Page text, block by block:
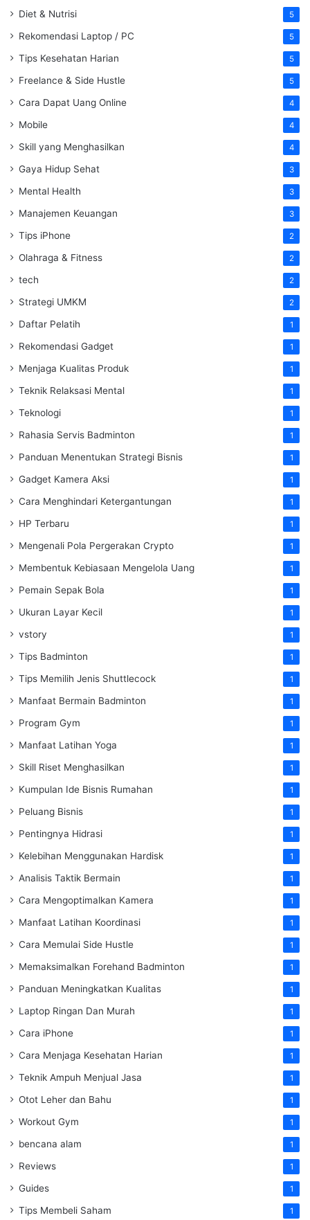
Diet & Nutrisi 5
Rekomendasi Laptop / PC 5
Tips Kesehatan Harian 5
Freelance & Side Hustle 5
Cara Dapat Uang Online 4
Mobile 4
Skill yang Menghasilkan 4
Gaya Hidup Sehat 3
Mental Health 3
Manajemen Keuangan 3
Tips iPhone 2
Olahraga & Fitness 2
tech 2
Strategi UMKM 2
Daftar Pelatih 1
Rekomendasi Gadget 1
Menjaga Kualitas Produk 1
Teknik Relaksasi Mental 1
Teknologi 1
Rahasia Servis Badminton 1
Panduan Menentukan Strategi Bisnis 1
Gadget Kamera Aksi 1
Cara Menghindari Ketergantungan 1
HP Terbaru 1
Mengenali Pola Pergerakan Crypto 1
Membentuk Kebiasaan Mengelola Uang 1
Pemain Sepak Bola 1
Ukuran Layar Kecil 1
vstory 1
Tips Badminton 1
Tips Memilih Jenis Shuttlecock 1
Manfaat Bermain Badminton 1
Program Gym 1
Manfaat Latihan Yoga 1
Skill Riset Menghasilkan 1
Kumpulan Ide Bisnis Rumahan 1
Peluang Bisnis 1
Pentingnya Hidrasi 1
Kelebihan Menggunakan Hardisk 1
Analisis Taktik Bermain 1
Cara Mengoptimalkan Kamera 1
Manfaat Latihan Koordinasi 1
Cara Memulai Side Hustle 1
Memaksimalkan Forehand Badminton 1
Panduan Meningkatkan Kualitas 1
Laptop Ringan Dan Murah 1
Cara iPhone 1
Cara Menjaga Kesehatan Harian 1
Teknik Ampuh Menjual Jasa 1
Otot Leher dan Bahu 1
Workout Gym 1
bencana alam 1
Reviews 1
Guides 1
Tips Membeli Saham 1